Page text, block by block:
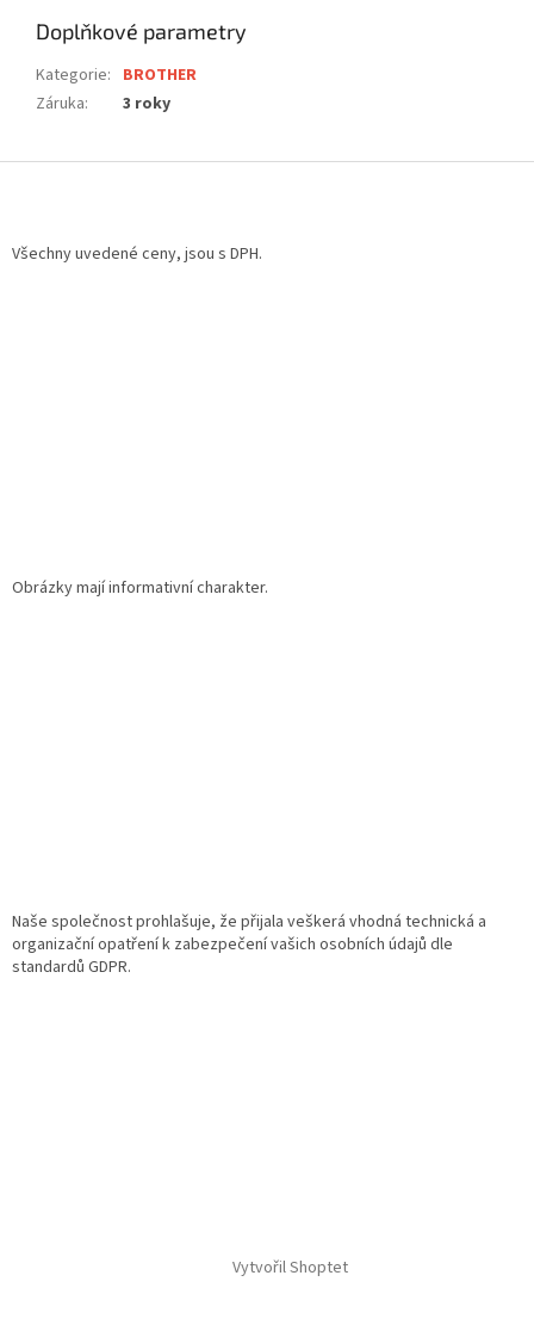
Doplňkové parametry
Kategorie: BROTHER
Záruka: 3 roky
Všechny uvedené ceny, jsou s DPH.
Obrázky mají informativní charakter.
Naše společnost prohlašuje, že přijala veškerá vhodná technická a
organizační opatření k zabezpečení vašich osobních údajů dle
standardů GDPR.
Vytvořil Shoptet